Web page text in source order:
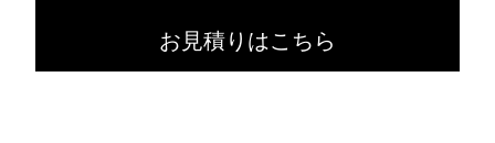
お見積りはこちら